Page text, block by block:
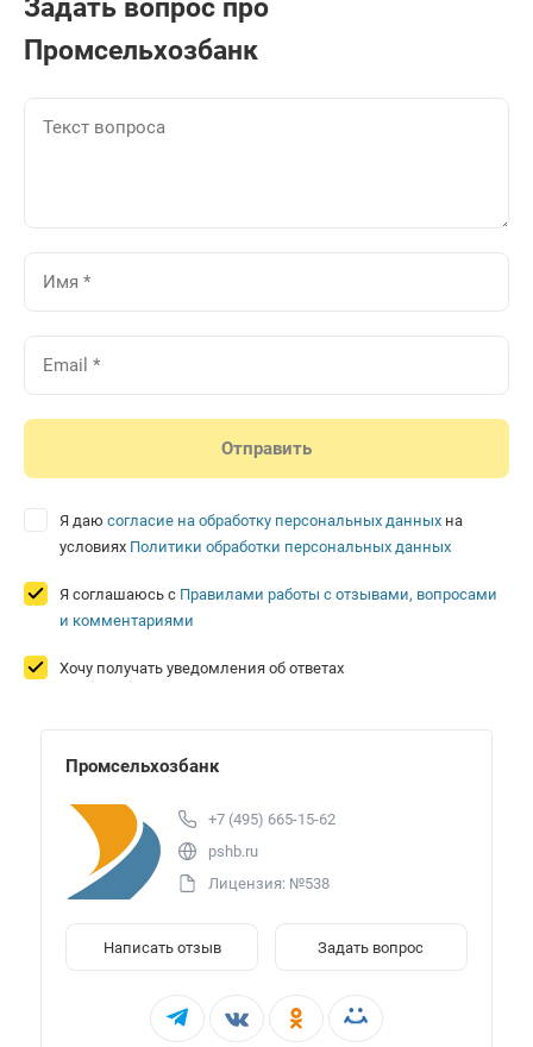
Задать вопрос про
Промсельхозбанк
Я даю согласие на обработку персональных данных на
условиях Политики обработки персональных данных
Я соглашаюсь с Правилами работы с отзывами, вопросами
и комментариями
Хочу получать уведомления об ответах
Промсельхозбанк
+7 (495) 665-15-62
pshb.ru
Лицензия: №538
Написать отзыв Задать вопрос